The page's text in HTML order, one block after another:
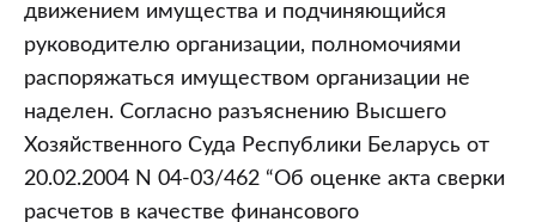
движением имущества и подчиняющийся
руководителю организации, полномочиями
распоряжаться имуществом организации не
наделен. Согласно разъяснению Высшего
Хозяйственного Суда Республики Беларусь от
20.02.2004 N 04-03/462 “Об оценке акта сверки
расчетов в качестве финансового